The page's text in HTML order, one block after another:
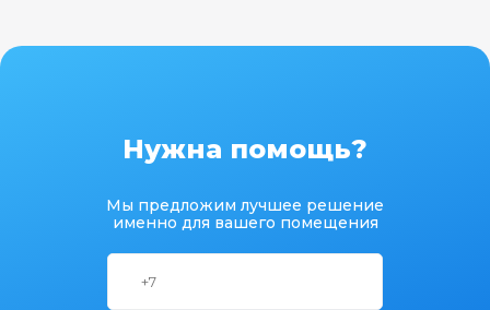
Нужна помощь?
Мы предложим лучшее решение
именно для вашего помещения